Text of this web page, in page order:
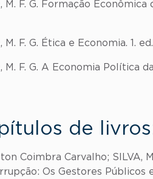
M. F. G. Formação
M. F. G. Ética e Economia. 1.
M. F. G. A Economia Política
de
Coimbra Carvalho; SILVA,
Os Gestores Públicos